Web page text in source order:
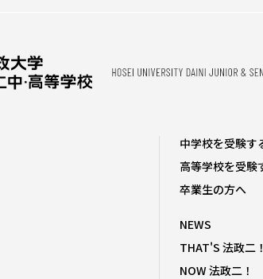
中学校を受験す
高等学校を受験
卒業生の方へ
NEWS
THAT'S 法政二！
NOW 法政二！